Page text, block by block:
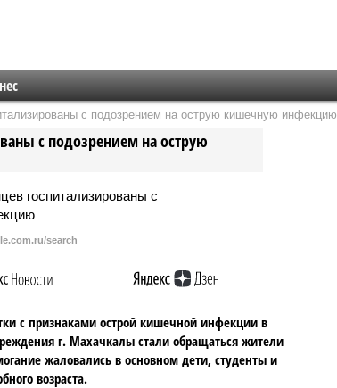
с подозрением на острую кишечную инфекцию
с подозрением на острую
search
с признаками острой кишечной инфекции в
г. Махачкалы стали обращаться жители
жаловались в основном дети, студенты и
возраста.